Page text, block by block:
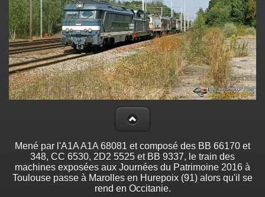
Mené par l'A1A A1A 68081 et composé des BB 66170 et
348, CC 6530, 2D2 5525 et BB 9337, le train des
machines exposées aux Journées du Patrimoine 2016 à
Toulouse passe à Marolles en Hurepoix (91) alors qu'il se
rend en Occitanie.